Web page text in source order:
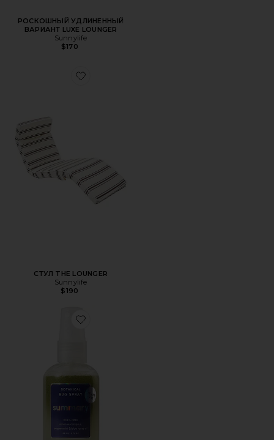
РОСКОШНЫЙ УДЛИНЕННЫЙ
ВАРИАНТ LUXE LOUNGER
Sunnylife
$170
Favorite СТУЛ THE LOUNGER
СТУЛ THE LOUNGER
Sunnylife
$190
Favorite СПРЕЙ ОТ НАСЕКОМЫХ BUG SPRAY